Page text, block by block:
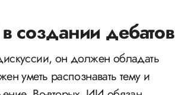
дебатов
он должен обладать
уметь распознавать тему и